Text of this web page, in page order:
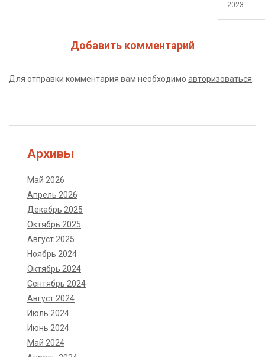
2023
Добавить комментарий
Для отправки комментария вам необходимо авторизоваться.
Архивы
Май 2026
Апрель 2026
Декабрь 2025
Октябрь 2025
Август 2025
Ноябрь 2024
Октябрь 2024
Сентябрь 2024
Август 2024
Июль 2024
Июнь 2024
Май 2024